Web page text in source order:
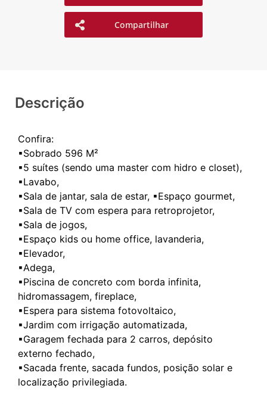
Compartilhar
Descrição
Confira:
▪Sobrado 596 M²
▪5 suítes (sendo uma master com hidro e closet),
▪Lavabo,
▪Sala de jantar, sala de estar, ▪Espaço gourmet,
▪Sala de TV com espera para retroprojetor,
▪Sala de jogos,
▪Espaço kids ou home office, lavanderia,
▪Elevador,
▪Adega,
▪Piscina de concreto com borda infinita,
hidromassagem, fireplace,
▪Espera para sistema fotovoltaico,
▪Jardim com irrigação automatizada,
▪Garagem fechada para 2 carros, depósito
externo fechado,
▪Sacada frente, sacada fundos, posição solar e
localização privilegiada.